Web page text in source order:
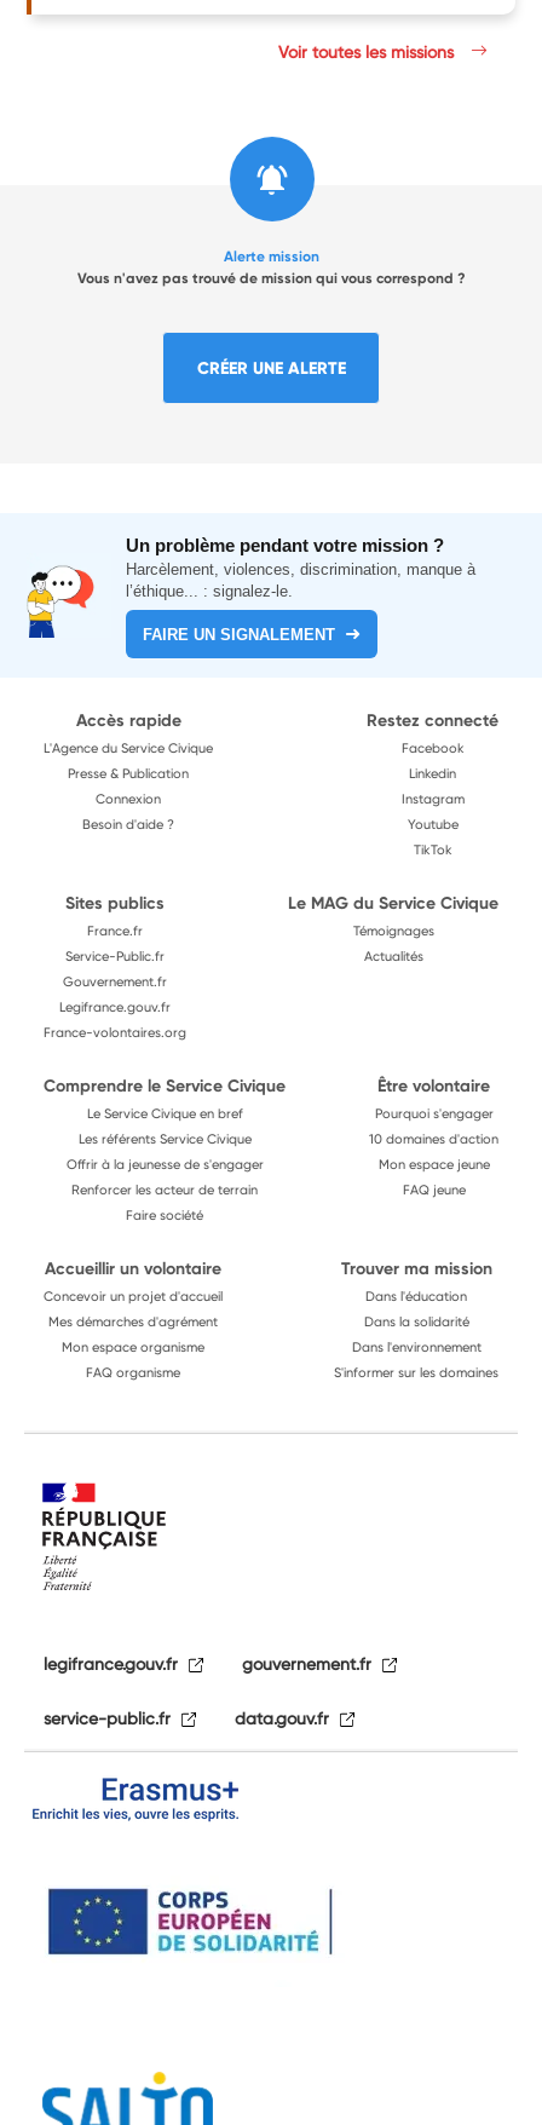
Voir toutes les missions
Alerte mission
Vous n'avez pas trouvé de mission qui vous correspond ?
CRÉER UNE ALERTE
Un problème pendant votre mission ?
Harcèlement, violences, discrimination, manque à
l’éthique... : signalez-le.
FAIRE UN SIGNALEMENT
Accès rapide
L'Agence du Service Civique
Presse & Publication
Connexion
Besoin d'aide ?
Restez connecté
Facebook
Linkedin
Instagram
Youtube
TikTok
Sites publics
France.fr
Service-Public.fr
Gouvernement.fr
Legifrance.gouv.fr
France-volontaires.org
Le MAG du Service Civique
Témoignages
Actualités
Comprendre le Service Civique
Le Service Civique en bref
Les référents Service Civique
Offrir à la jeunesse de s'engager
Renforcer les acteur de terrain
Faire société
Être volontaire
Pourquoi s'engager
10 domaines d'action
Mon espace jeune
FAQ jeune
Accueillir un volontaire
Concevoir un projet d'accueil
Mes démarches d'agrément
Mon espace organisme
FAQ organisme
Trouver ma mission
Dans l'éducation
Dans la solidarité
Dans l'environnement
S'informer sur les domaines
legifrance.gouv.fr gouvernement.fr
service-public.fr data.gouv.fr